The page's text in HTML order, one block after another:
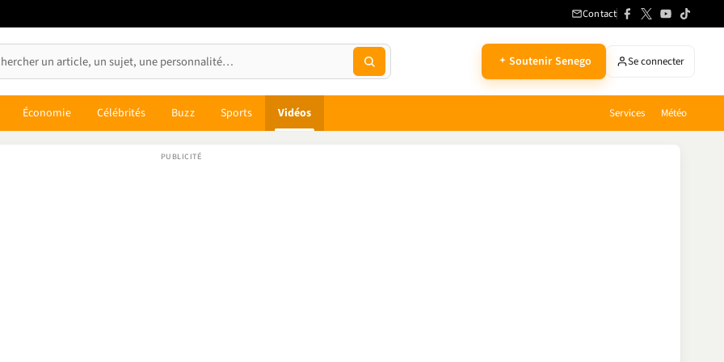
Contact
Soutenir Senego Se connecter
Économie Célébrités Buzz Sports Vidéos Services Météo